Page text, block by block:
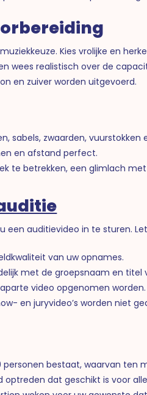
Kies vrolijke en
wees realistisch over de
en zuiver worden uitgevoerd.
sabels, zwaarden,
en afstand perfect.
te betrekken, een glimlach
een auditievideo in te sturen.
van uw opnames.
met de groepsnaam en titel
video opgenomen worden.
en juryvideo’s worden niet
bestaat, waarvan ten
dat geschikt is voor